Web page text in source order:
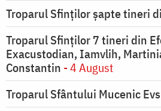
Troparul Sfinţilor şapte tineri
Troparul Sfinţilor 7 tineri din
Exacustodian, Iamvlih,
Constantin - 4 August
Troparul Sfântului Mucenic